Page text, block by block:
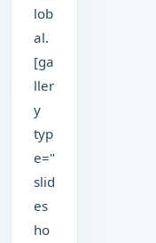
lob
al.
[ga
ller
y
typ
e="
slid
es
ho